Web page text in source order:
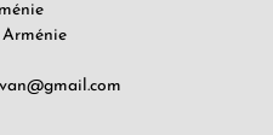
Arménie